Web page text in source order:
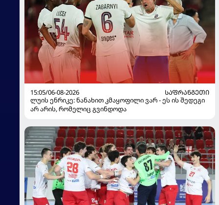
15:05/06-08-2026
ᲡᲐᲤᲠᲐᲜᲒᲔᲗᲘ
ლუის ენრიკე: ნანახით კმაყოფილი ვარ - ეს ის შედეგი
არ არის, რომელიც გვინდოდა